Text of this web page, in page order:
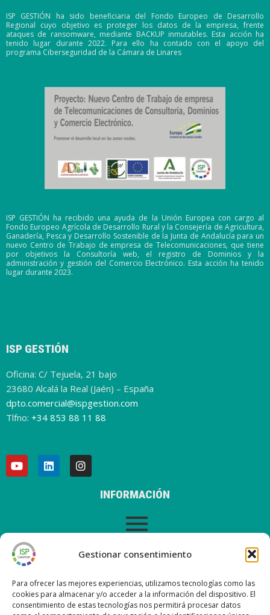
Gestionar consentimiento
Para ofrecer las mejores experiencias, utilizamos tecnologías como las
cookies para almacenar y/o acceder a la información del dispositivo. El
consentimiento de estas tecnologías nos permitirá procesar datos
ISP GESTIÓN ha sido beneficiaria del Fondo Europeo de Desarrollo
Regional cuyo objetivo es proteger los datos de la empresa, frente
ataques de ransomware, mediante BACKUP inmutables. Esta acción ha
tenido lugar durante 2022. Para ello ha contado con el apoyo del
programa Ciberseguridad de la Cámara de Linares
ISP GESTIÓN ha recibido una ayuda de la Unión Europea con cargo al
Fondo Europeo Agrícola de Desarrollo Rural y la Consejería de Agricultura,
Ganadería, Pesca y Desarrollo Sostenible de la Junta de Andalucía para un
nuevo Centro de Trabajo de empresa de Telecomunicaciones, que tiene
por objetivos la Consultoría web, el registro de Dominios y la
administración y gestión del Comercio Electrónico. Esta acción ha tenido
lugar durante 2023.
ISP GESTIÓN
Oficina: C/ Tejuela, 21 bajo
23680 Alcalá la Real (Jaén) – España
dpto.comercial@ispgestion.com
Tlfno: +34 853 88 11 88
INFORMACIÓN
AVISO LEGAL
ÚLTIMAS ENTRADAS EN NUESTRO BLOG